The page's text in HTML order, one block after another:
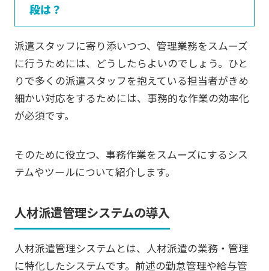
段は？
派遣スタッフに寄り添いつつ、管理業務をスムーズ
に行うためには、どうしたらよいのでしょう。ひと
りで多くの派遣スタッフを抱えている担当者がきめ
細かい対応をするためには、事務的な作業の効率化
が必須です。
そのために役立つ、事務作業をスムーズにするシス
テムやツールについて紹介します。
人材派遣管理システムの導入
人材派遣管理システムとは、人材派遣の業務・管理
に特化したシステムです。前述の勤怠管理や給与管